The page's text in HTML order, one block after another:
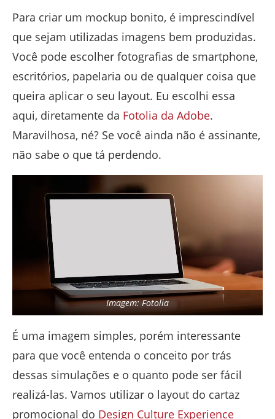
Para criar um mockup bonito, é imprescindível
que sejam utilizadas imagens bem produzidas.
Você pode escolher fotografias de smartphone,
escritórios, papelaria ou de qualquer coisa que
queira aplicar o seu layout. Eu escolhi essa
aqui, diretamente da Fotolia da Adobe.
Maravilhosa, né? Se você ainda não é assinante,
não sabe o que tá perdendo.
Imagem: Fotolia
É uma imagem simples, porém interessante
para que você entenda o conceito por trás
dessas simulações e o quanto pode ser fácil
realizá-las. Vamos utilizar o layout do cartaz
promocional do Design Culture Experience